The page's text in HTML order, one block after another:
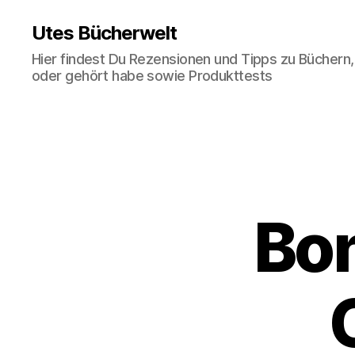
Utes Bücherwelt
Hier findest Du Rezensionen und Tipps zu
oder gehört habe sowie Produkttests